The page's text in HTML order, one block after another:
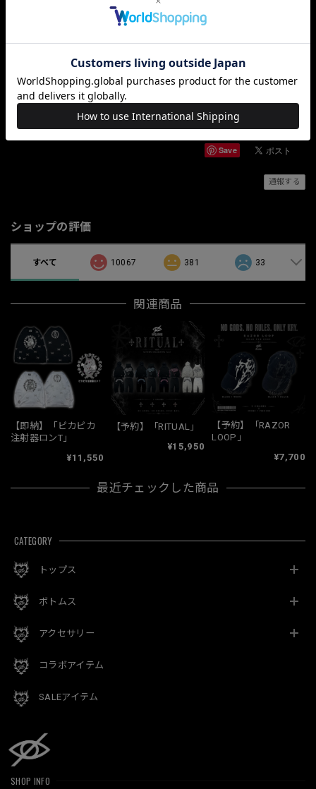
（制限ない商品が一緒の場合も個別にキャンセル処理ができないため
全てキャンセルとなりますので改めてご注文をお願い致します）
上記該当の場合も返品、交換はご対応出来ませんのでご理解の上ご注
文をお願い致します。
この商品をアプリで見る
Save
通報する
ショップの評価
すべて 10067 381 33
関連商品
【即納】「ピカピカ
注射器ロンT」
¥11,550
【予約】「RITUAL」
¥15,950
【予約】「RAZOR
LOOP」
¥7,700
最近チェックした商品
CATEGORY
トップス
ボトムス
アクセサリー
コラボアイテム
SALEアイテム
SHOP INFO